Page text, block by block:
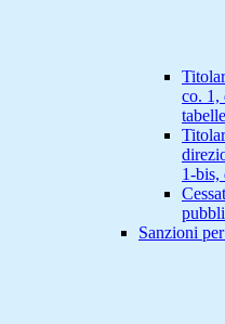
co. 1,
1-bis,
Sanzioni